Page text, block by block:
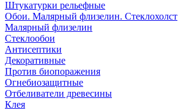
Штукатурки рельефные
Обои. Малярный флизелин. Стеклохолст
Малярный флизелин
Стеклообои
Антисептики
Декоративные
Против биопоражения
Огнебиозащитные
Отбеливатели древесины
Клея